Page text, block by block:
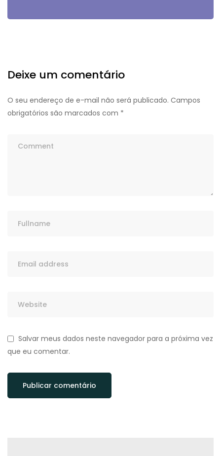
Deixe um comentário
O seu endereço de e-mail não será publicado. Campos
obrigatórios são marcados com *
Salvar meus dados neste navegador para a próxima vez
que eu comentar.